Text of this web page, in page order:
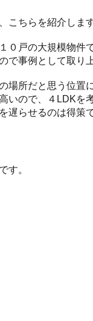
こちらを紹介します
０戸の大規模物件
で事例として取り
場所だと思う位置
いので、４LDKを
らせるのは得策
す。